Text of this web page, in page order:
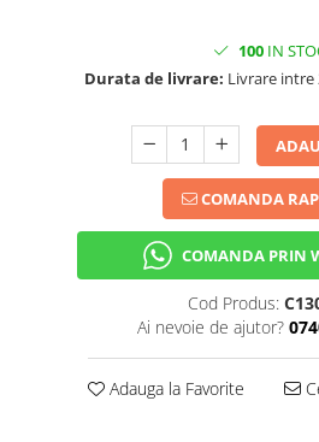
100 IN
Durata de livrare: Livrare intre
COMANDA
COMANDA PRIN
Cod Produs:
Ai nevoie de ajutor?
Adauga la Favorite